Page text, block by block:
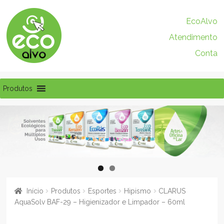
Pular
para
navegação
Pular
para
o
conteúdo
EcoAlvo
Atendimento
Conta
Produtos
Início Produtos Esportes Hipismo
CLARUS
AquaSolv BAF-29 – Higienizador e Limpador – 60ml